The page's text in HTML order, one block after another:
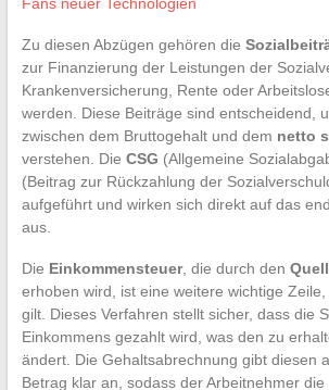
Zu diesen Abzügen gehören die
zur Finanzierung der Leistungen der
Krankenversicherung, Rente oder
werden. Diese Beiträge sind entscheidend,
zwischen dem Bruttogehalt und dem netto
verstehen. Die CSG (Allgemeine
(Beitrag zur Rückzahlung der
aufgeführt und wirken sich direkt auf das
aus.
Die Einkommensteuer, die durch den
erhoben wird, ist eine weitere wichtige
gilt. Dieses Verfahren stellt sicher, dass die
Einkommens gezahlt wird, was den zu
ändert. Die Gehaltsabrechnung gibt diesen
Betrag klar an, sodass der Arbeitnehmer